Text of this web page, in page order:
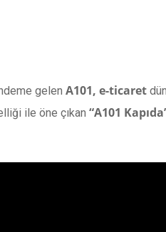
gelen A101, e-ticaret
ile öne çıkan “A101